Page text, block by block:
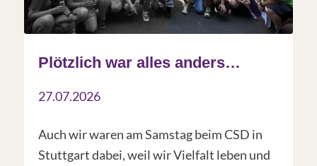
Plötzlich war alles anders…
27.07.2026
Auch wir waren am Samstag beim CSD in
Stuttgart dabei, weil wir Vielfalt leben und